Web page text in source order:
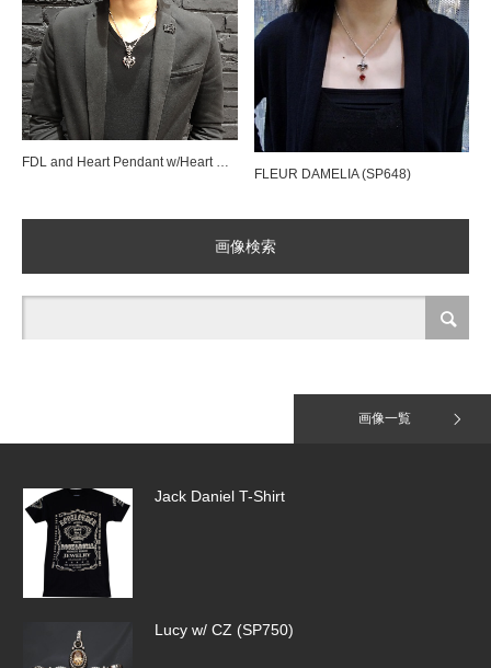
FDL and Heart Pendant w/Heart …
FLEUR DAMELIA (SP648)
画像検索
画像一覧
SILK CODE w/HOOK（SN-SLK01）
Tiny Pave Hoops（SE918）＆HALF TI…
Tiny Pave Hoops（SE918）